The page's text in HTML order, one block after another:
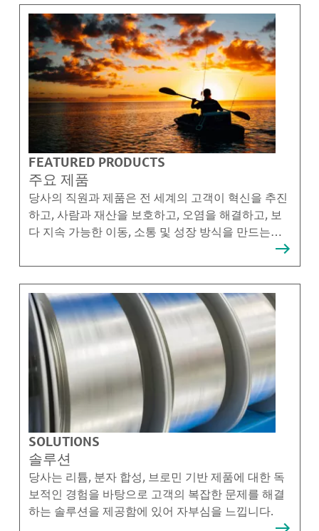
FEATURED PRODUCTS
주요 제품
당사의 직원과 제품은 전 세계의 고객이 혁신을 추진
하고, 사람과 재산을 보호하고, 오염을 해결하고, 보
다 지속 가능한 이동, 소통 및 성장 방식을 만드는데
SOLUTIONS
솔루션
당사는 리튬, 분자 합성, 브로민 기반 제품에 대한 독
보적인 경험을 바탕으로 고객의 복잡한 문제를 해결
하는 솔루션을 제공함에 있어 자부심을 느낍니다.